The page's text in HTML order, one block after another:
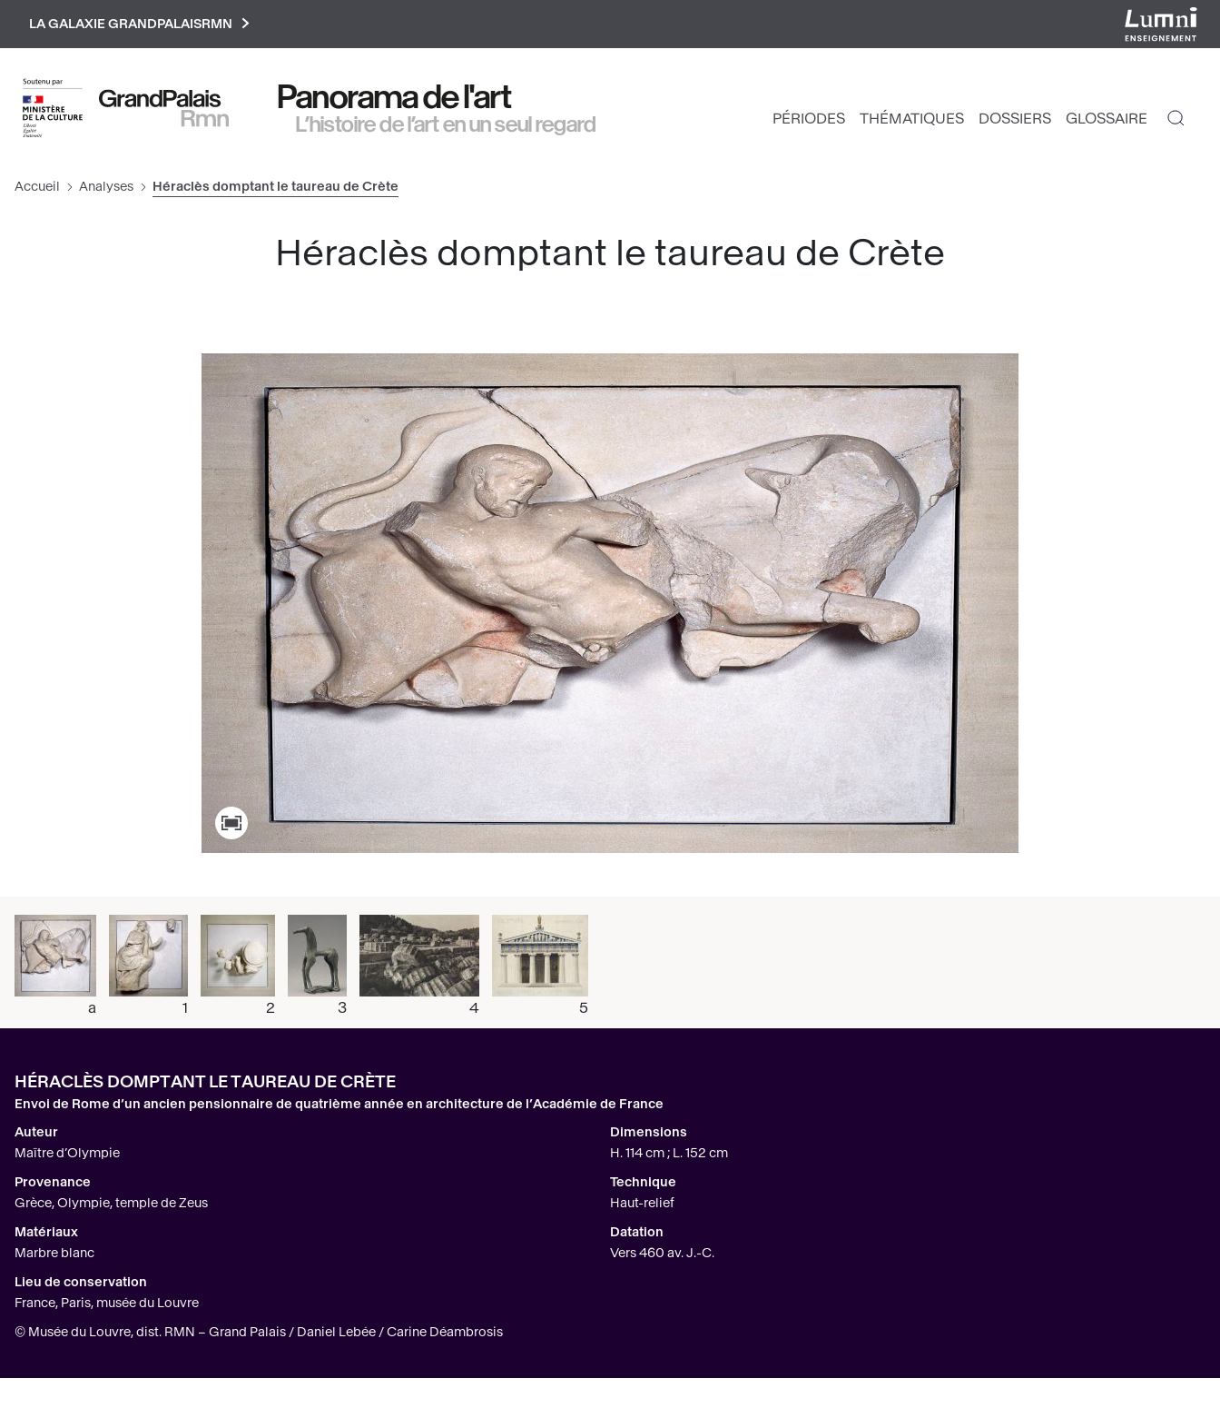
LA GALAXIE GRANDPALAISRMN
Panorama de l'art
L’histoire de l’art en un seul regard
NAVIGATION
PÉRIODES THÉMATIQUES DOSSIERS GLOSSAIRE
Accueil Analyses Héraclès domptant le taureau de Crète
Héraclès domptant le taureau de Crète
a 1 2 3 4 5
HÉRACLÈS DOMPTANT LE TAUREAU DE CRÈTE
Envoi de Rome d’un ancien pensionnaire de quatrième année en architecture de l’Académie de France
Auteur
Maître d’Olympie
Dimensions
H. 114 cm ; L. 152 cm
Provenance
Grèce, Olympie, temple de Zeus
Technique
Haut-relief
Matériaux
Marbre blanc
Datation
Vers 460 av. J.-C.
Lieu de conservation
France, Paris, musée du Louvre
© Musée du Louvre, dist. RMN – Grand Palais / Daniel Lebée / Carine Déambrosis